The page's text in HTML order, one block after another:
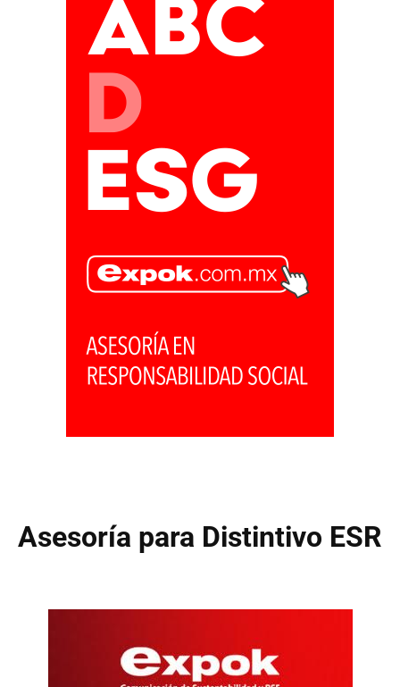
Asesoría para Distintivo ESR